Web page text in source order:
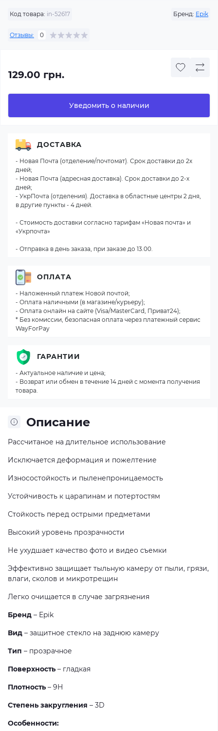
Код товара: in-52617 Бренд: Epik
Отзывы: 0
129.00 грн.
Уведомить о наличии
Описание
Рассчитаное на длительное использование
Исключается деформация и пожелтение
Износостойкость и пыленепроницаемость
Устойчивость к царапинам и потертостям
Стойкость перед острыми предметами
Высокий уровень прозрачности
Не ухудшает качество фото и видео съемки
Эффективно защищает тыльную камеру от пыли, грязи,
влаги, сколов и микротрещин
Легко очищается в случае загрязнения
Бренд – Epik
Вид – защитное стекло на заднюю камеру
Тип – прозрачное
Поверхность – гладкая
Плотность – 9Н
Степень закругления – 3D
Особенности:
ДОСТАВКА
- Новая Почта (отделение/почтомат). Срок доставки до 2х
дней;
- Новая Почта (адресная доставка). Срок доставки до 2-х
дней;
- УкрПочта (отделения). Доставка в областные центры 2 дня,
в другие пункты - 4 дней.
- Стоимость доставки согласно тарифам «Новая почта» и
«Укрпочта»
- Отправка в день заказа, при заказе до 13.00.
ОПЛАТА
- Наложенный платеж Новой почтой;
- Оплата наличными (в магазине/курьеру);
- Оплата онлайн на сайте (Visa/MasterCard, Приват24);
* Без комиссии, безопасная оплата через платежный сервис
WayForPay
ГАРАНТИИ
- Актуальное наличие и цена;
- Возврат или обмен в течение 14 дней с момента получения
товара.